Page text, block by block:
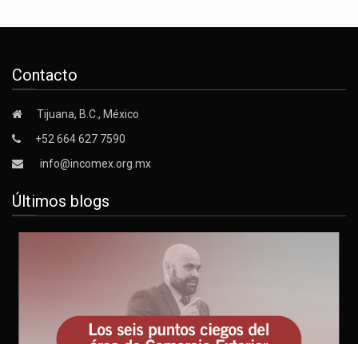
Contacto
Tijuana, B.C., México
+52 664 627 7590
info@incomex.org.mx
Últimos blogs